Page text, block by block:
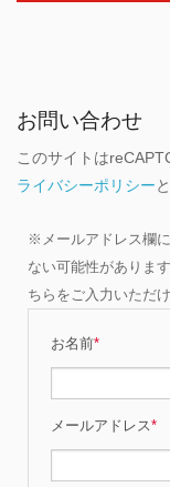
お問い合わせ
このサイトは
ライバシーポリシーと
※メールアドレス欄
ない可能性がありま
ちらをご入力いただ
お名前*
メールアドレス*